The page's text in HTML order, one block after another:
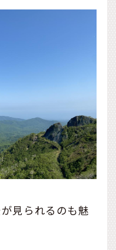
見られるのも魅